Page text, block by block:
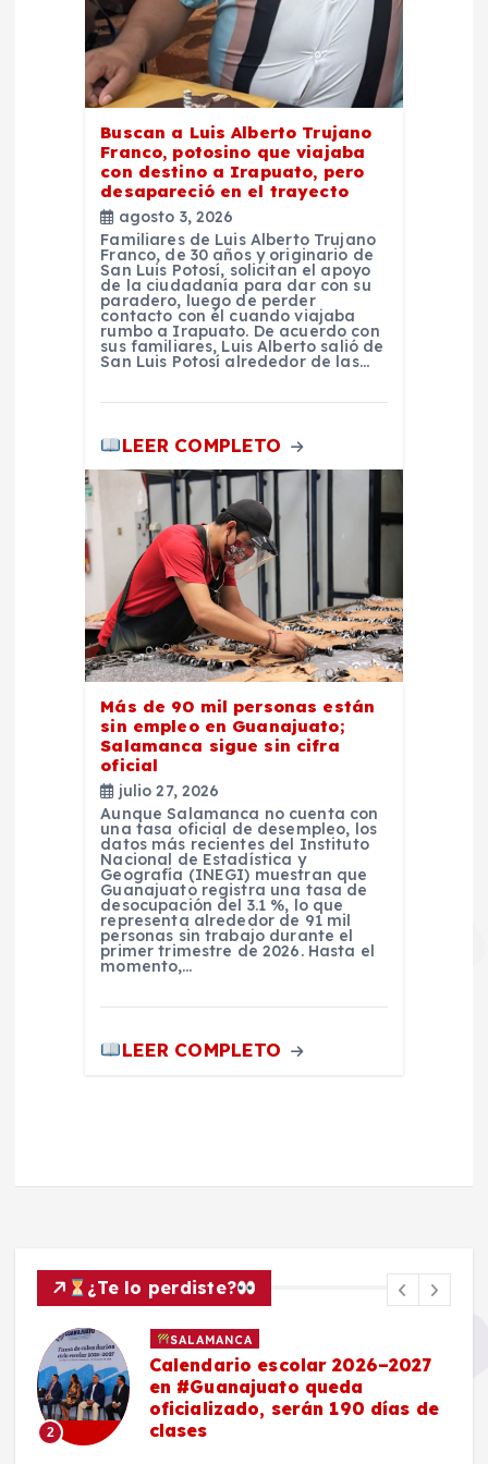
Buscan a Luis Alberto Trujano
Franco, potosino que viajaba
con destino a Irapuato, pero
desapareció en el trayecto
agosto 3, 2026
Familiares de Luis Alberto Trujano
Franco, de 30 años y originario de
San Luis Potosí, solicitan el apoyo
de la ciudadanía para dar con su
paradero, luego de perder
contacto con él cuando viajaba
rumbo a Irapuato. De acuerdo con
sus familiares, Luis Alberto salió de
San Luis Potosí alrededor de las…
LEER COMPLETO
Más de 90 mil personas están
sin empleo en Guanajuato;
Salamanca sigue sin cifra
oficial
julio 27, 2026
Aunque Salamanca no cuenta con
una tasa oficial de desempleo, los
datos más recientes del Instituto
Nacional de Estadística y
Geografía (INEGI) muestran que
Guanajuato registra una tasa de
desocupación del 3.1 %, lo que
representa alrededor de 91 mil
personas sin trabajo durante el
primer trimestre de 2026. Hasta el
momento,…
LEER COMPLETO
¿Te lo perdiste?
2
SALAMANCA
Calendario escolar 2026–2027
en #Guanajuato queda
oficializado, serán 190 días de
clases